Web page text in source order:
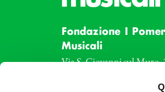
Fondazione I
Musicali
Via S. Giovanni sul Muro,